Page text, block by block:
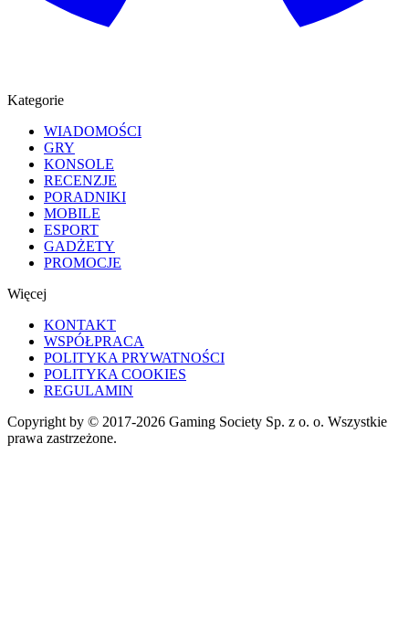
Kategorie
WIADOMOŚCI
GRY
KONSOLE
RECENZJE
PORADNIKI
MOBILE
ESPORT
GADŻETY
PROMOCJE
Więcej
KONTAKT
WSPÓŁPRACA
POLITYKA PRYWATNOŚCI
POLITYKA COOKIES
REGULAMIN
Copyright by © 2017-2026 Gaming Society Sp. z o. o. Wszystkie
prawa zastrzeżone.